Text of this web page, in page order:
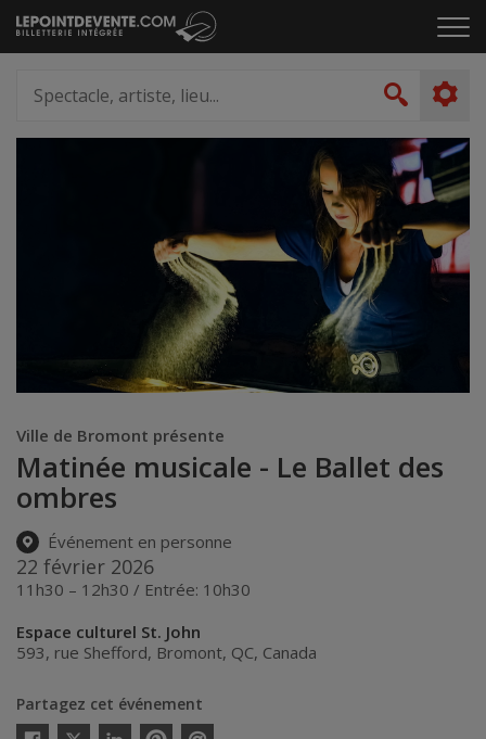
Passer
au
le
artiste,
lieu...
Ville de Bromont présente
Matinée musicale - Le Ballet des
ombres
Événement en personne
22 février 2026
11h30 – 12h30 / Entrée: 10h30
Espace culturel St. John
593, rue Shefford, Bromont, QC, Canada
Partagez cet événement
Twitter